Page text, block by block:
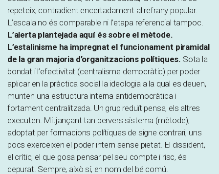
repeteix, contradient encertadament al refrany popular.
L’escala no és comparable ni l’etapa referencial tampoc.
L’alerta plantejada aquí és sobre el mètode.
L’estalinisme ha impregnat el funcionament piramidal
de la gran majoria d’organitzacions polítiques. Sota la
bondat i l’efectivitat (centralisme democràtic) per poder
aplicar en la pràctica social la ideologia a la qual es deuen,
munten una estructura interna antidemocràtica i
fortament centralitzada. Un grup reduït pensa, els altres
executen. Mitjançant tan pervers sistema (mètode),
adoptat per formacions polítiques de signe contrari, uns
pocs exerceixen el poder intern sense pietat. El dissident,
el crític, el que gosa pensar pel seu compte i risc, és
depurat. Sempre, això sí, en nom del bé comú.